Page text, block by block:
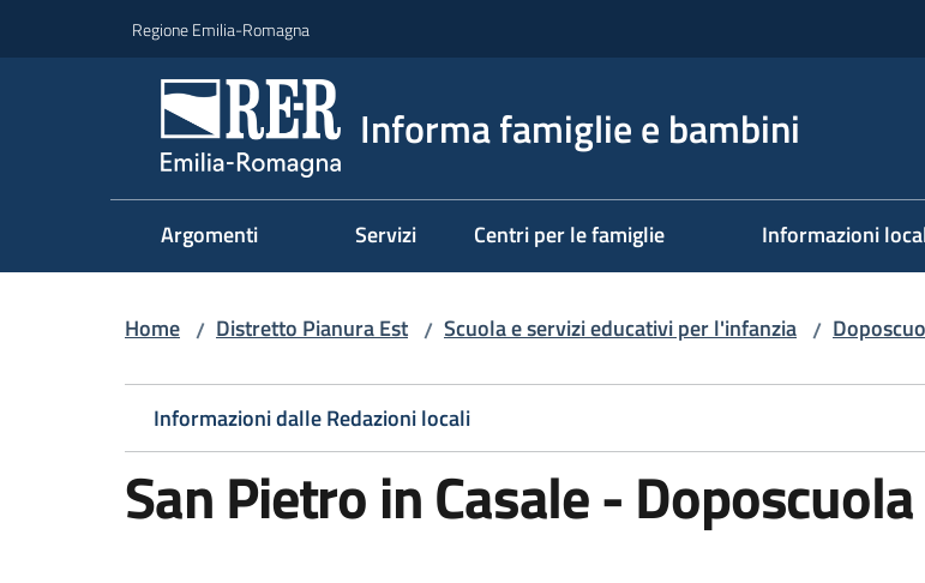
Regione Emilia-Romagna
Informa famiglie e bambini
Argomenti Servizi Centri per le famiglie Informazioni
Home / Distretto Pianura Est / Scuola e servizi educativi per l'infanzia /
Informazioni dalle Redazioni locali
San Pietro in Casale - Doposcuola